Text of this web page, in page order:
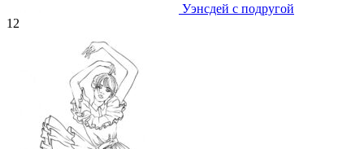
Уэнсдей с подругой
12